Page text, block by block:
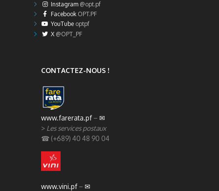
Instagram @opt.pf
Facebook OPT.PF
YouTube optpf
X @OPT_PF
CONTACTEZ-NOUS !
www.farerata.pf– ✉
> Les services postaux
☎ (+689) 40 48 90 04
www.vini.pf– ✉